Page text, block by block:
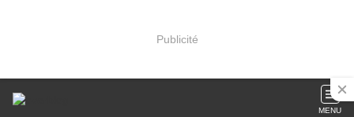
Publicité
MENU